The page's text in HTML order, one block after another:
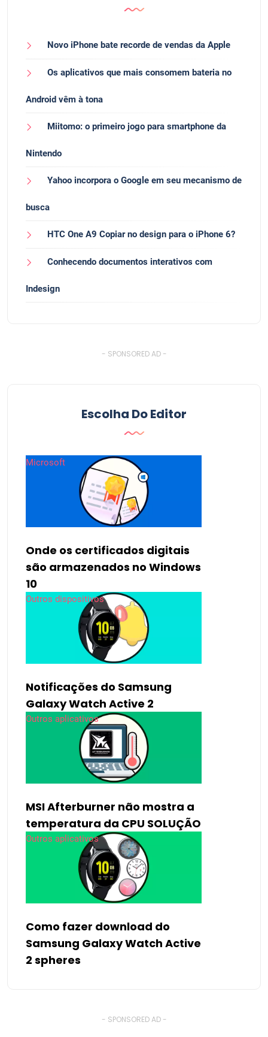
Novo iPhone bate recorde de vendas da Apple
Os aplicativos que mais consomem bateria no
Android vêm à tona
Miitomo: o primeiro jogo para smartphone da
Nintendo
Yahoo incorpora o Google em seu mecanismo de
busca
HTC One A9 Copiar no design para o iPhone 6?
Conhecendo documentos interativos com
Indesign
- SPONSORED AD -
Escolha Do Editor
Microsoft
Onde os certificados digitais
são armazenados no Windows
10
Outros dispositivos
Notificações do Samsung
Galaxy Watch Active 2
Outros aplicativos
MSI Afterburner não mostra a
temperatura da CPU SOLUÇÃO
Outros aplicativos
Como fazer download do
Samsung Galaxy Watch Active
2 spheres
- SPONSORED AD -